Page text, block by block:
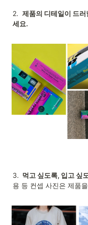
2. 제품의 디테일이 드
세요.
3. 먹고 싶도록, 입고 싶
용 등 컨셉 사진은 제품